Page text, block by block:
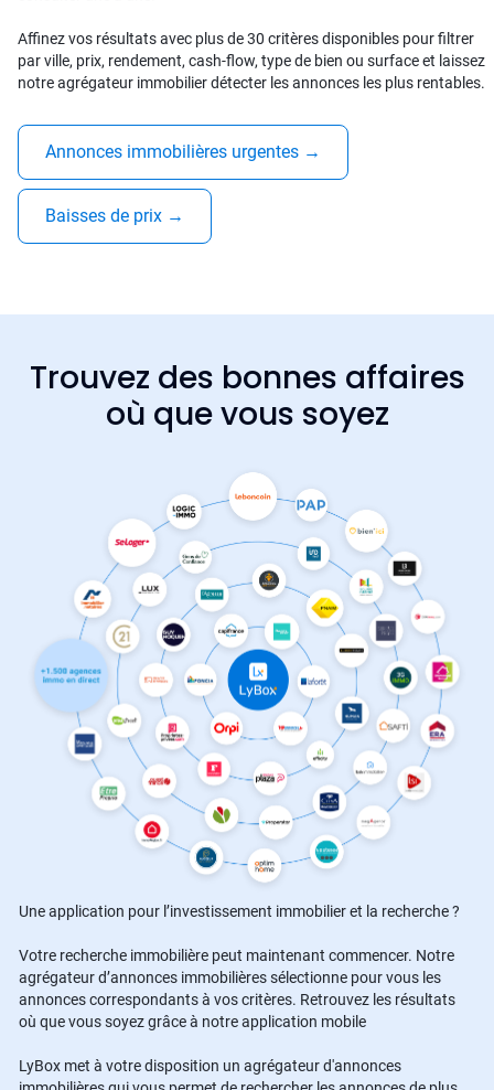
Affinez vos résultats avec plus de 30 critères disponibles pour filtrer
par ville, prix, rendement, cash-flow, type de bien ou surface et laissez
notre agrégateur immobilier détecter les annonces les plus rentables.
Annonces immobilières urgentes →
Baisses de prix →
Trouvez des bonnes affaires
où que vous soyez
Une application pour l’investissement immobilier et la recherche ?
Votre recherche immobilière peut maintenant commencer. Notre
agrégateur d’annonces immobilières sélectionne pour vous les
annonces correspondants à vos critères. Retrouvez les résultats
où que vous soyez grâce à notre application mobile
LyBox met à votre disposition un agrégateur d'annonces